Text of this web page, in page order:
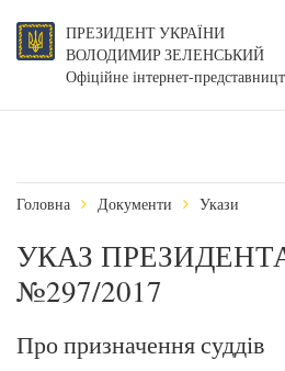
ПРЕЗИДЕНТ УКРАЇНИ
ВОЛОДИМИР ЗЕЛЕНСЬКИЙ
Офіційне інтернет-
Головна Документи Укази
УКАЗ
№297/2017
Про призначення суддів